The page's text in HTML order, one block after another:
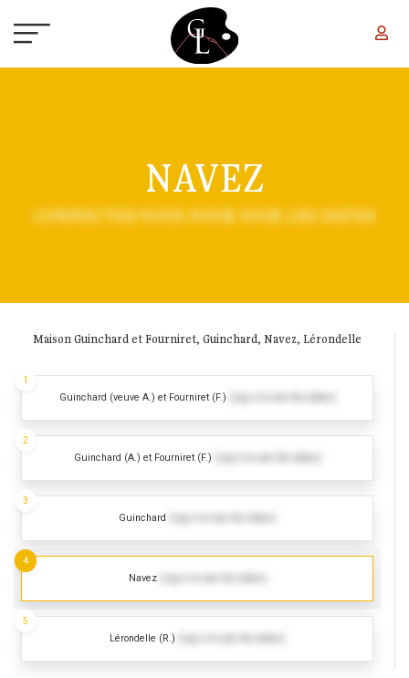
NAVEZ
CONNECTEZ-VOUS POUR VOIR LES DATES
Maison Guinchard et Fourniret, Guinchard, Navez, Lérondelle
Guinchard (veuve A.) et Fourniret (F.)
1
Guinchard (A.) et Fourniret (F.)
2
Guinchard
3
Navez
4
Lérondelle (R.)
5